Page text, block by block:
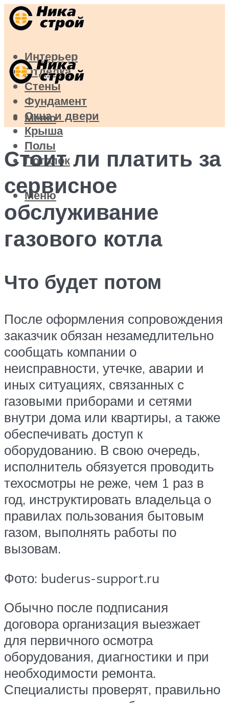
Интерьер
Отделка
Стены
Фундамент
Окна и двери
Крыша
Полы
Потолок
Меню
Меню
Стоит ли платить за
сервисное
обслуживание
газового котла
Что будет потом
После оформления сопровождения
заказчик обязан незамедлительно
сообщать компании о
неисправности, утечке, аварии и
иных ситуациях, связанных с
газовыми приборами и сетями
внутри дома или квартиры, а также
обеспечивать доступ к
оборудованию. В свою очередь,
исполнитель обязуется проводить
техосмотры не реже, чем 1 раз в
год, инструктировать владельца о
правилах пользования бытовым
газом, выполнять работы по
вызовам.
Фото: buderus-support.ru
Обычно после подписания
договора организация выезжает
для первичного осмотра
оборудования, диагностики и при
необходимости ремонта.
Специалисты проверят, правильно